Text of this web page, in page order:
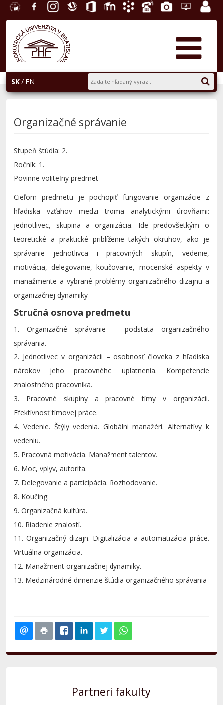
EU v
Bratislave
FacebookInstagramSlovenská
ekonomická
knižnica
Office E-
Akademický
TelefónnyFotogaléria
Helpdesk
SK EN
Organizačné správanie
Stupeň štúdia: 2.
Ročník: 1.
Povinne voliteľný predmet
Cieľom predmetu je pochopiť fungovanie organizácie z
hľadiska vzťahov medzi troma analytickými úrovňami:
jednotlivec, skupina a organizácia. Ide predovšetkým o
teoretické a praktické priblíženie takých okruhov, ako je
správanie jednotlivca i pracovných skupín, vedenie,
motivácia, delegovanie, koučovanie, mocenské aspekty v
manažmente a vybrané problémy organizačného dizajnu a
organizačnej dynamiky
Stručná osnova predmetu
1.Organizačné správanie – podstata organizačného
správania.
2. Jednotlivec v organizácii – osobnosť človeka z hľadiska
nárokov jeho pracovného uplatnenia. Kompetencie
znalostného pracovníka.
3. Pracovné skupiny a pracovné tímy v organizácii.
Efektívnosť tímovej práce.
4.Vedenie. Štýly vedenia. Globálni manažéri. Alternatívy k
vedeniu.
5. Pracovná motivácia. Manažment talentov.
6. Moc, vplyv, autorita.
7. Delegovanie a participácia. Rozhodovanie.
8. Koučing.
9.Organizačná kultúra.
10. Riadenie znalostí.
11.Organizačný dizajn. Digitalizácia a automatizácia práce.
Virtuálna organizácia.
12. Manažment organizačnej dynamiky.
13. Medzinárodné dimenzie štúdia organizačného správania
Partneri fakulty